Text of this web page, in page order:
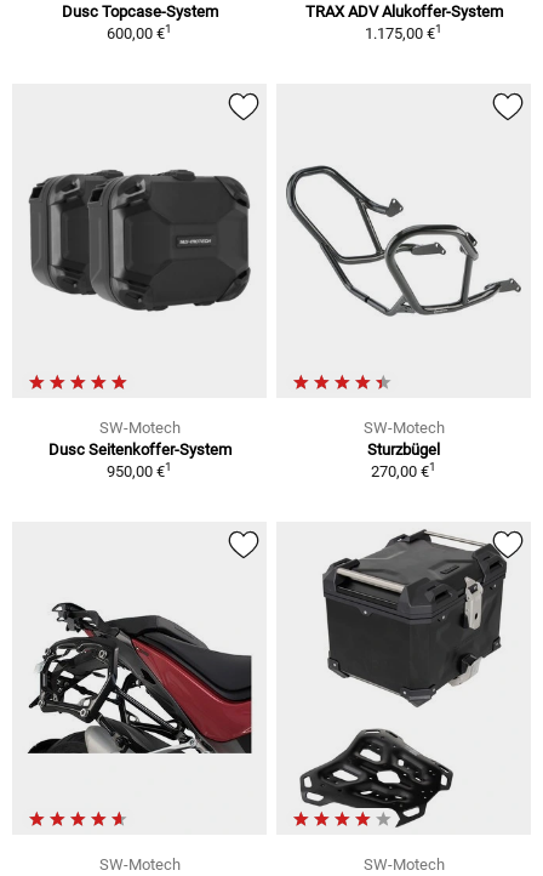
Dusc Topcase-System
600,00 €1
TRAX ADV Alukoffer-System
1.175,00 €1
SW-Motech
Dusc Seitenkoffer-System
950,00 €1
SW-Motech
Sturzbügel
270,00 €1
SW-Motech
SW-Motech